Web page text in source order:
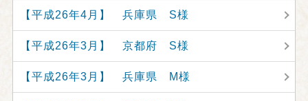
【平成26年4月】 兵庫県 S様
【平成26年3月】 京都府 S様
【平成26年3月】 兵庫県 M様